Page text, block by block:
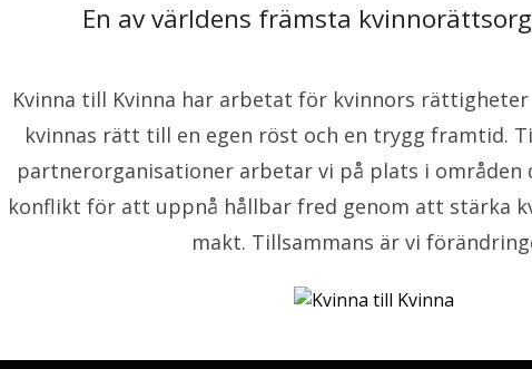
En av världens främsta
Kvinna till Kvinna har arbetat för kvinnors rättigheter
kvinnas rätt till en egen röst och en trygg framtid.
partnerorganisationer arbetar vi på plats i områden
konflikt för att uppnå hållbar fred genom att stärka
makt. Tillsammans är vi